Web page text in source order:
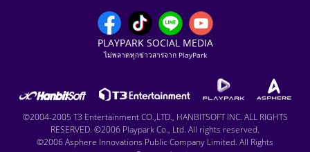
PLAYPARK SOCIAL MEDIA
ไม่พลาดทุกข่าวสารจาก PlayPark
©2004-2005 T3 Entertainment CO.,LTD., HANBITSOFT INC. ALL RIGHTS
RESERVED. ©2006 Playpark Co., Ltd. All rights reserved.
©2006 Asphere Innovations Public Company Limited. All Rights